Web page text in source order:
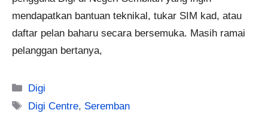
mendapatkan bantuan teknikal, tukar SIM kad, atau
daftar pelan baharu secara bersemuka. Masih ramai
pelanggan bertanya,
Categories
Digi
Tags
Digi Centre, Seremban